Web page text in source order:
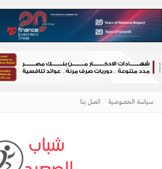
سياسة الخصوصية اتصل بنا